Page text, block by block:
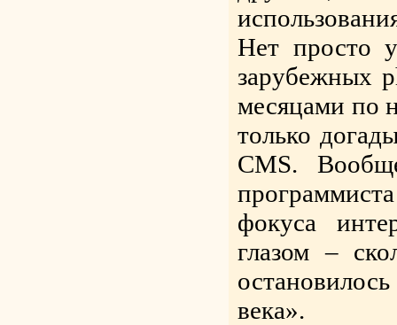
Нет просто
зарубежных
месяцами по
только
CMS.
фокуса
глазом –
века».